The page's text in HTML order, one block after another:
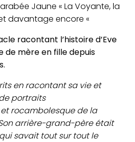
Jaune « La Voyante, la
davantage encore «
racontant l’histoire d’Eve
de mère en fille depuis
en racontant sa vie et
portraits
et rocambolesque de la
arrière-grand-père était
savait tout sur tout le